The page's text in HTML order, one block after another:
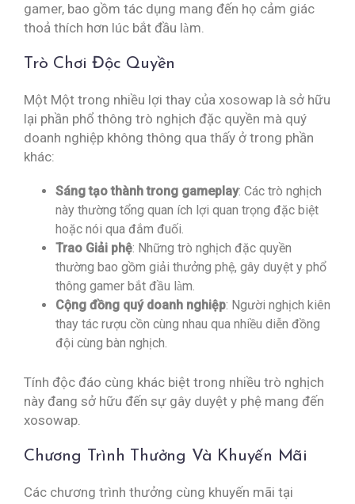
gamer, bao gồm tác dụng mang đến họ cảm giác
thoả thích hơn lúc bắt đầu làm.
Trò Chơi Độc Quyền
Một Một trong nhiều lợi thay của xosowap là sở hữu
lại phần phổ thông trò nghịch đặc quyền mà quý
doanh nghiệp không thông qua thấy ở trong phần
khác:
Sáng tạo thành trong gameplay: Các trò nghịch
này thường tổng quan ích lợi quan trọng đặc biệt
hoặc nói qua đắm đuối.
Trao Giải phệ: Những trò nghịch đặc quyền
thường bao gồm giải thưởng phệ, gây duyệt y phổ
thông gamer bắt đầu làm.
Cộng đồng quý doanh nghiệp: Người nghịch kiên
thay tác rượu cồn cùng nhau qua nhiều diễn đồng
đội cùng bàn nghịch.
Tính độc đáo cùng khác biệt trong nhiều trò nghịch
này đang sở hữu đến sự gây duyệt y phệ mang đến
xosowap.
Chương Trình Thưởng Và Khuyến Mãi
Các chương trình thưởng cùng khuyến mãi tại